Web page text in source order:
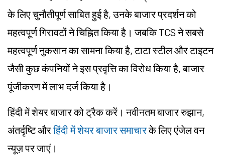
के लिए चुनौतीपूर्ण साबित हुई है, उनके बाजार प्रदर्शन को
महत्वपूर्ण गिरावटों ने चिह्नित किया है। जबकि TCS ने सबसे
महत्वपूर्ण नुकसान का सामना किया है, टाटा स्टील और टाइटन
जैसी कुछ कंपनियों ने इस प्रवृत्ति का विरोध किया है, बाजार
पूंजीकरण में लाभ दर्ज किया है।
हिंदी में शेयर बाजार को ट्रैक करें। नवीनतम बाजार रुझान,
अंतर्दृष्टि औरहिंदी में शेयर बाजार समाचारके लिए एंजेल वन
न्यूज़ पर जाएं।